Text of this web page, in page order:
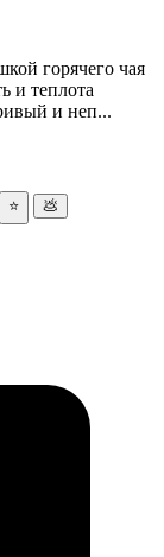
горячего чая
и теплота
и неп...
⭐ 💩